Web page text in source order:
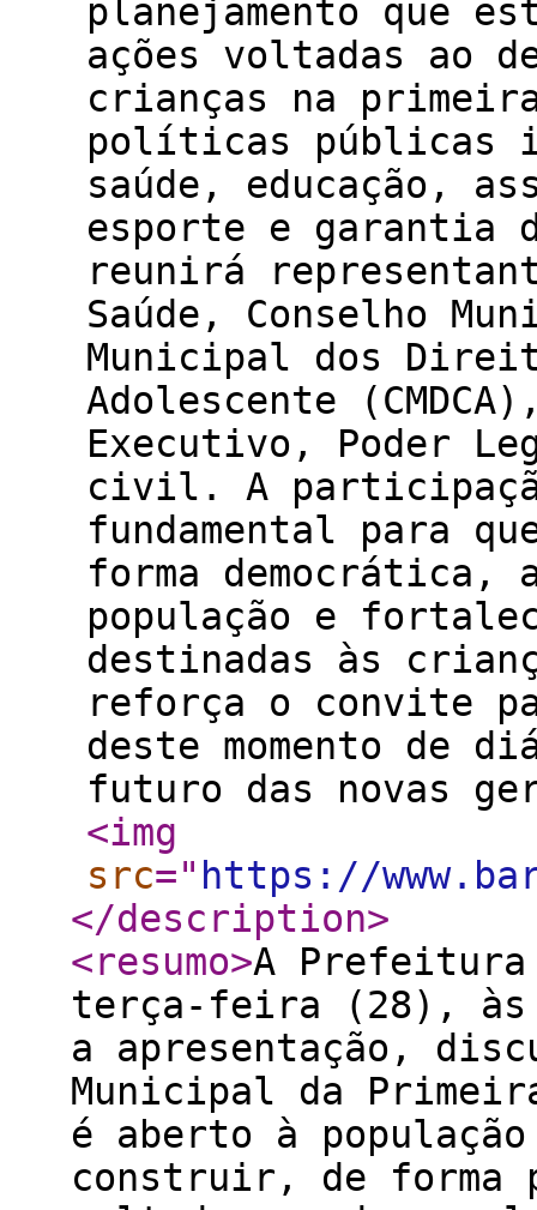
planejamento que
ações voltadas ao
crianças na
políticas públicas
saúde, educação,
esporte e garantia
reunirá
Saúde, Conselho
Municipal dos
Adolescente
Executivo, Poder
civil. A
fundamental para
forma democrática,
população e
destinadas às
reforça o convite
deste momento de
futuro das novas
<img
src=" https://
</description>
<resumo>A Prefeitura
terça-feira (28), às
a apresentação,
Municipal da
é aberto à
construir, de forma